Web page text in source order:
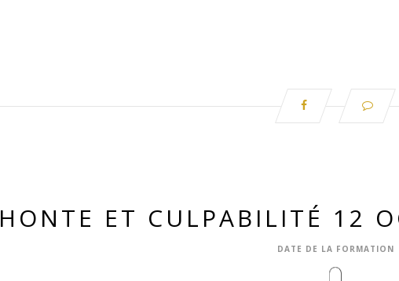
HONTE ET CULPABILITÉ 12
DATE DE LA FORMATION